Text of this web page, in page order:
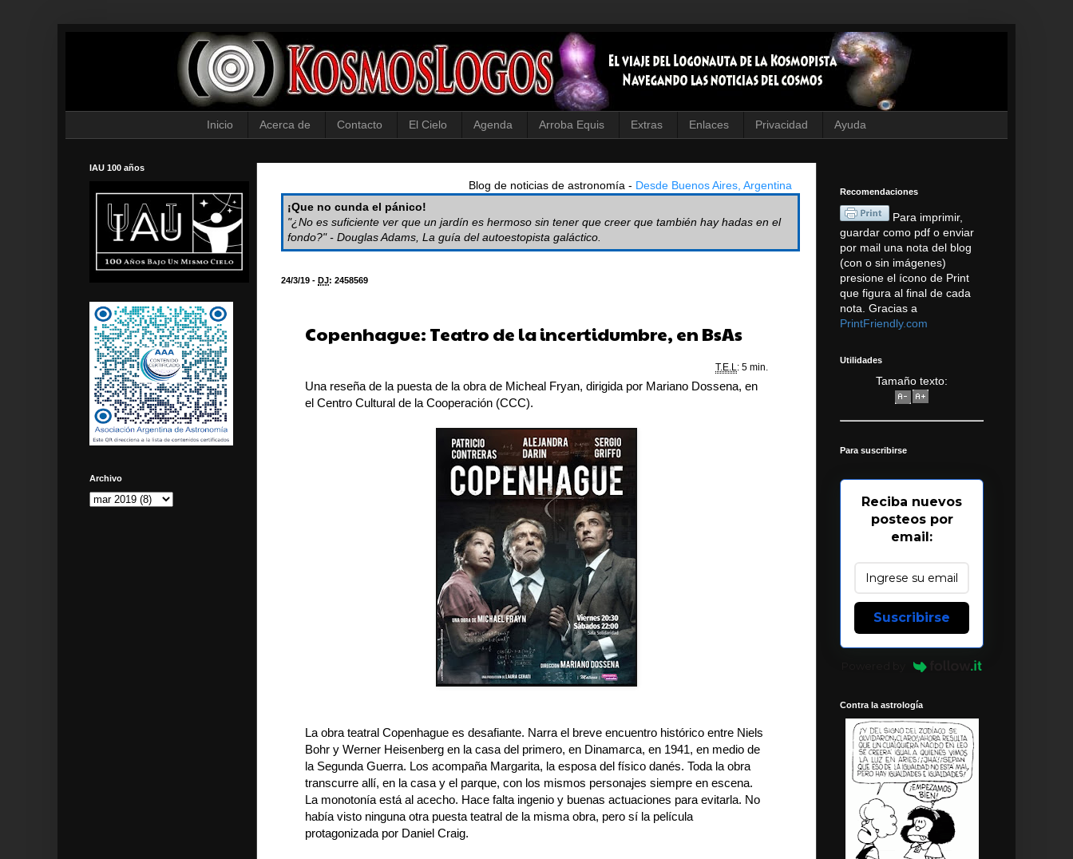
Inicio Acerca de Contacto El Cielo Agenda Arroba Equis Extras Enlaces Privacidad Ayuda
Blog de noticias de astronomía - Desde Buenos Aires, Argentina
¡Que no cunda el pánico!
"¿No es suficiente ver que un jardín es hermoso sin tener que creer que también hay hadas en el
fondo?" - Douglas Adams, La guía del autoestopista galáctico.
24/3/19 - DJ: 2458569
Copenhague: Teatro de la incertidumbre, en BsAs
T.E.L: 5 min.
Una reseña de la puesta de la obra de Micheal Fryan, dirigida por Mariano Dossena, en
el Centro Cultural de la Cooperación (CCC).
La obra teatral Copenhague es desafiante. Narra el breve encuentro histórico entre Niels
Bohr y Werner Heisenberg en la casa del primero, en Dinamarca, en 1941, en medio de
la Segunda Guerra. Los acompaña Margarita, la esposa del físico danés. Toda la obra
transcurre allí, en la casa y el parque, con los mismos personajes siempre en escena.
La monotonía está al acecho. Hace falta ingenio y buenas actuaciones para evitarla. No
había visto ninguna otra puesta teatral de la misma obra, pero sí la película
protagonizada por Daniel Craig.
IAU 100 años
Archivo
Recomendaciones
Para imprimir,
guardar como pdf o enviar
por mail una nota del blog
(con o sin imágenes)
presione el ícono de Print
que figura al final de cada
nota. Gracias a
PrintFriendly.com
Utilidades
Tamaño texto:
Para suscribirse
Reciba nuevos
posteos por
email:
Suscribirse
Contra la astrología